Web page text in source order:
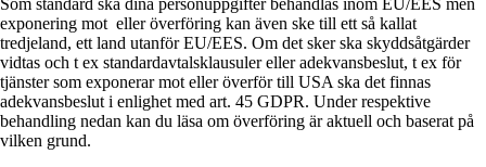
Som standard ska dina personuppgifter behandlas inom EU/EES men
exponering mot eller överföring kan även ske till ett så kallat
tredjeland, ett land utanför EU/EES. Om det sker ska skyddsåtgärder
vidtas och t ex standardavtalsklausuler eller adekvansbeslut, t ex för
tjänster som exponerar mot eller överför till USA ska det finnas
adekvansbeslut i enlighet med art. 45 GDPR. Under respektive
behandling nedan kan du läsa om överföring är aktuell och baserat på
vilken grund.